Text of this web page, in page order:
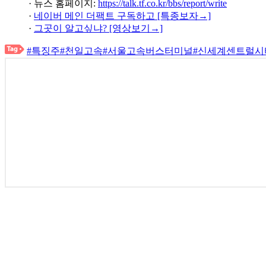
· 뉴스 홈페이지: https://talk.tf.co.kr/bbs/report/write
· 네이버 메인 더팩트 구독하고 [특종보자→]
· 그곳이 알고싶냐? [영상보기→]
#특징주#천일고속#서울고속버스터미널#신세계센트럴시